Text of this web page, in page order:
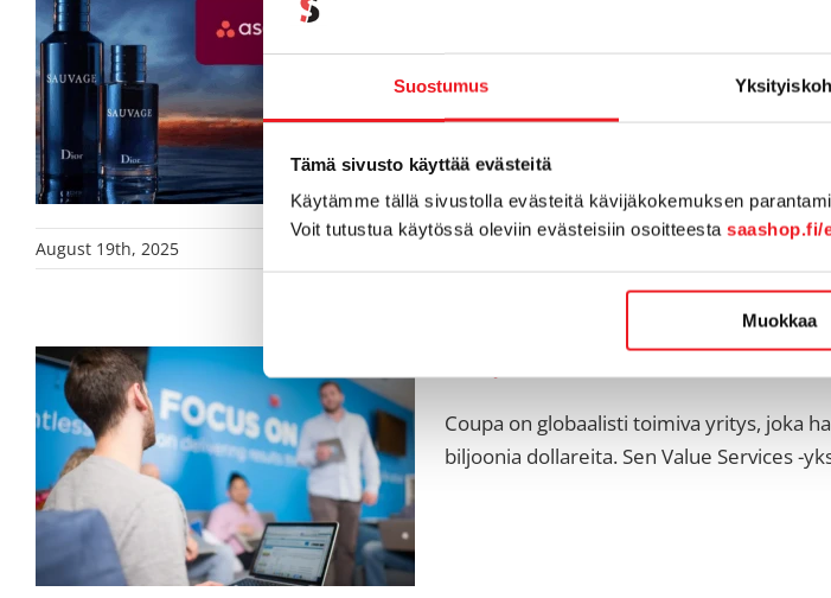
Suostumus
Tämä sivusto käyttää evästeitä
Käytämme tällä sivustolla evästeitä kävijäkokemuksen
Voit tutustua käytössä oleviin evästeisiin osoitteesta saashop.fi/
Muokkaa
Parfums Christian Diorin "Marketing
lanseerauksissa. Aiemmin työskentely
August 19th, 2025
Coupa valitsi Asanan
Coupa on globaalisti toimiva yritys, joka
biljoonia dollareita. Sen Value Services -